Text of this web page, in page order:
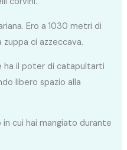
Ero a 1030 metri di
ci azzeccava.
ha il poter di catapultarti
libero spazio alla
cui hai mangiato durante